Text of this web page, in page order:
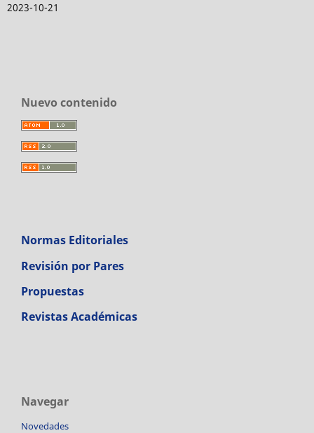
2023-10-21
Nuevo contenido
Normas Editoriales
Revisión por Pares
Propuestas
Revistas Académicas
Navegar
Novedades